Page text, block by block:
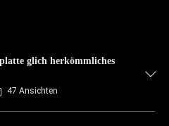
glich herkömmliches
47 Ansichten